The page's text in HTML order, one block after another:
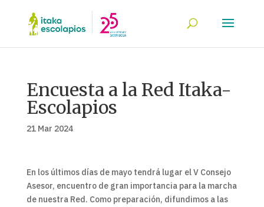
Encuesta a la Red Itaka-
Escolapios
21 Mar 2024
En los últimos días de mayo tendrá lugar el V Consejo
Asesor, encuentro de gran importancia para la marcha
de nuestra Red. Como preparación, difundimos a las